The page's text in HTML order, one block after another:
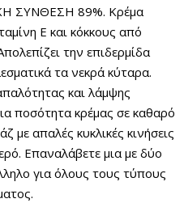
ΣΥΝΘΕΣΗ 89%. Κρέμα
Ε και κόκκους από
την επιδερμίδα
τα νεκρά κύταρα.
και λάμψης
ποσότητα κρέμας σε καθαρό
απαλές κυκλικές κινήσεις
Επαναλάβετε μια με δύο
για όλους τους τύπους